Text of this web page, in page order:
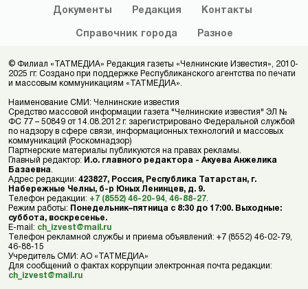
Документы Редакция Контакты
Справочник города Разное
© Филиал «ТАТМЕДИА» Редакция газеты «Челнинские Известия», 2010-
2025 гг. Создано при поддержке Республиканского агентства по печати
и массовым коммуникациям «ТАТМЕДИА».
Наименование СМИ: Челнинские известия
Средство массовой информации газета "Челнинские известия" ЭЛ №
ФС 77 – 50849 от 14.08.2012 г. зарегистрировано Федеральной службой
по надзору в сфере связи, информационных технологий и массовых
коммуникаций (Роскомнадзор)
Партнерские материалы публикуются на правах рекламы.
Главный редактор: И.о. главного редактора - Акуева Анжелика
Базаевна
Адрес редакции: 423827, Россия, Республика Татарстан, г.
Набережные Челны, б-р Юных Ленинцев, д. 9.
Телефон редакции: +7 (8552) 46-20-94 46-88-27
Режим работы: Понедельник–пятница с 8:30 до 17:00. Выходные:
суббота, воскресенье.
E-mail: ch_izvest@mail.ru
Телефон рекламной службы и приема объявлений: +7 (8552) 46-02-79,
46-88-15
Учредитель СМИ: АО «ТАТМЕДИА»
Для сообщений о фактах коррупции электронная почта редакции:
ch_izvest@mail.ru